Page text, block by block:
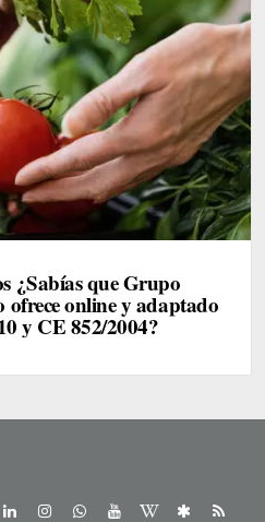
¿Sabías que Grupo
online y adaptado
y CE 852/2004?